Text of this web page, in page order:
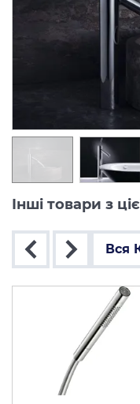
Інші товари з
Вся